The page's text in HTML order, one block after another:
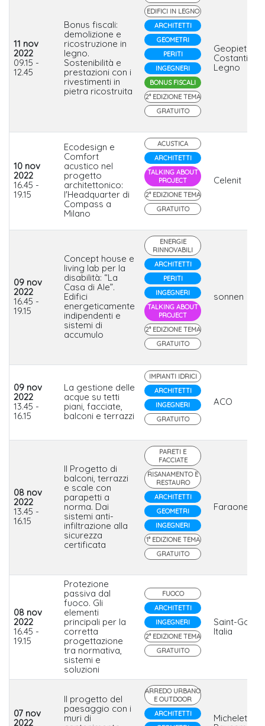
11 nov
2022
09.15 -
12.45
Bonus fiscali:
demolizione e
ricostruzione in
legno.
Sostenibilità e
prestazioni con i
rivestimenti in
pietra ricostruita
EDIFICI IN LEGNO
ARCHITETTI
GEOMETRI
PERITI
INGEGNERI
BONUS FISCALI
2° EDIZIONE TEMA
GRATUITO
Geopietra,
Costantini
Legno
10 nov
2022
16.45 -
19.15
Ecodesign e
Comfort
acustico nel
progetto
architettonico:
l'Headquarter di
Compass a
Milano
ACUSTICA
ARCHITETTI
TALKING ABOUT
PROJECT
2° EDIZIONE TEMA
GRATUITO
Celenit
09 nov
2022
16.45 -
19.15
Concept house e
living lab per la
disabilità: “La
Casa di Ale”.
Edifici
energeticamente
indipendenti e
sistemi di
accumulo
ENERGIE
RINNOVABILI
ARCHITETTI
PERITI
INGEGNERI
TALKING ABOUT
PROJECT
2° EDIZIONE TEMA
GRATUITO
sonnen
09 nov
2022
13.45 -
16.15
La gestione delle
acque su tetti
piani, facciate,
balconi e terrazzi
IMPIANTI IDRICI
ARCHITETTI
INGEGNERI
GRATUITO
ACO
08 nov
2022
13.45 -
16.15
Il Progetto di
balconi, terrazzi
e scale con
parapetti a
norma. Dai
sistemi anti-
infiltrazione alla
sicurezza
certificata
PARETI E
FACCIATE
RISANAMENTO E
RESTAURO
ARCHITETTI
GEOMETRI
INGEGNERI
1° EDIZIONE TEMA
GRATUITO
Faraone
08 nov
2022
16.45 -
19.15
Protezione
passiva dal
fuoco. Gli
elementi
principali per la
corretta
progettazione
tra normativa,
sistemi e
soluzioni
FUOCO
ARCHITETTI
INGEGNERI
2° EDIZIONE TEMA
GRATUITO
Saint-
Italia
07 nov
2022
Il progetto del
paesaggio con i
muri di
ARREDO URBANO
E OUTDOOR
ARCHITETTI
Micheletto,